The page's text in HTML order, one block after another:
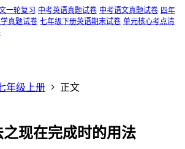
一轮复习 中考英语真题试卷 中考语文真题试卷 四年
真题试卷 七年级下册英语期末试卷 单元核心考点清
年级上册
正文
现在完成时的用法